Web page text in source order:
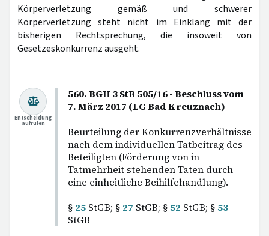
Körperverletzung gemäß und schwerer
Körperverletzung steht nicht im Einklang mit der
bisherigen Rechtsprechung, die insoweit von
Gesetzeskonkurrenz ausgeht.
560. BGH 3 StR 505/16 - Beschluss vom
7. März 2017 (LG Bad Kreuznach)
Beurteilung der Konkurrenzverhältnisse
nach dem individuellen Tatbeitrag des
Beteiligten (Förderung von in
Tatmehrheit stehenden Taten durch
eine einheitliche Beihilfehandlung).
§ 25 StGB; § 27 StGB; § 52 StGB; § 53
StGB
Entscheidung
aufrufen